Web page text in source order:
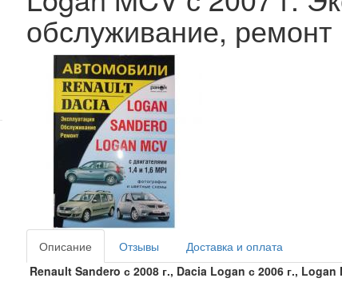
обслуживание, ремонт
Описание Отзывы
Доставка и оплата
Renault Sandero с 2008 г., Dacia Logan с 2006 г.,